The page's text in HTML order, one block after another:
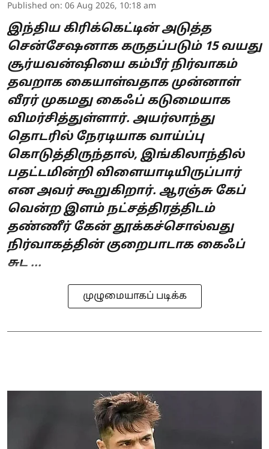
Published on: 06 Aug 2026, 10:18 am
இந்திய கிரிக்கெட்டின் அடுத்த
சென்சேஷனாக கருதப்படும் 15 வயது
சூர்யவன்ஷியை கம்பீர் நிர்வாகம்
தவறாக கையாள்வதாக முன்னாள்
வீரர் முகமது கைஃப் கடுமையாக
விமர்சித்துள்ளார். அயர்லாந்து
தொடரில் நேரடியாக வாய்ப்பு
கொடுத்திருந்தால், இங்கிலாந்தில்
பதட்டமின்றி விளையாடியிருப்பார்
என அவர் கூறுகிறார். ஆரஞ்சு கேப்
வென்ற இளம் நட்சத்திரத்திடம்
தண்ணீர் கேன் தூக்கச்சொல்வது
நிர்வாகத்தின் குறைபாடாக கைஃப்
சுட ...
முழுமையாகப் படிக்க